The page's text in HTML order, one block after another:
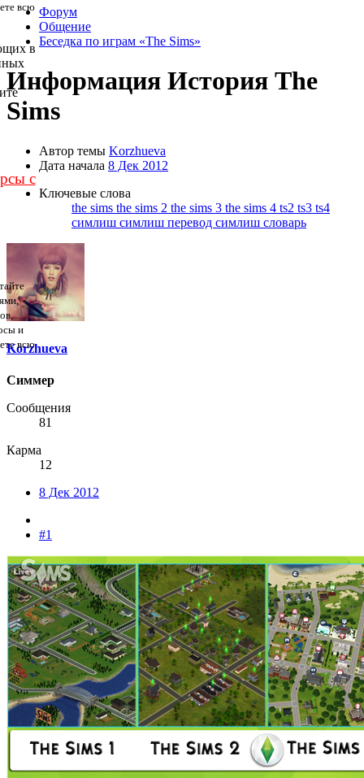
всю
в
с
и
всю
Форум
Общение
Беседка по играм «The Sims»
Информация История The
Sims
Автор темы Korzhueva
Дата начала 8 Дек 2012
Ключевые слова
the sims the sims 2 the sims 3 the sims 4 ts2 ts3 ts4
симлиш симлиш перевод симлиш словарь
Korzhueva
Симмер
Сообщения
81
Карма
12
8 Дек 2012
#1